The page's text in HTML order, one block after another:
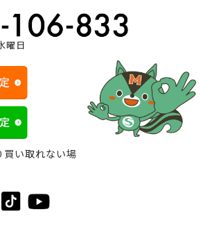
曜日
い取れない場